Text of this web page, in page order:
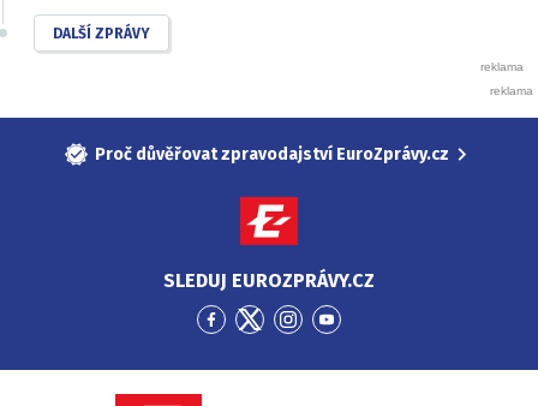
DALŠÍ ZPRÁVY
Proč důvěřovat zpravodajství EuroZprávy.cz
SLEDUJ EUROZPRÁVY.CZ
Přejít
Facebook
Přejít
Twitter
Přejít
Instagram
Přejít
YouTube